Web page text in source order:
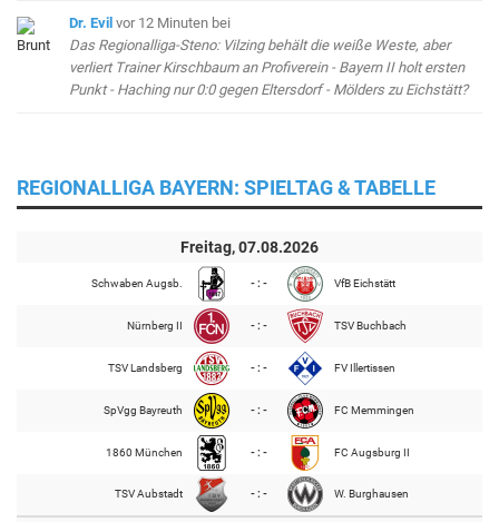
Dr. Evil vor 12 Minuten bei
Das Regionalliga-Steno: Vilzing behält die weiße Weste, aber
verliert Trainer Kirschbaum an Profiverein - Bayern II holt ersten
Punkt - Haching nur 0:0 gegen Eltersdorf - Mölders zu Eichstätt?
REGIONALLIGA BAYERN: SPIELTAG & TABELLE
Freitag, 07.08.2026
Schwaben Augsb. - : - VfB Eichstätt
Nürnberg II - : - TSV Buchbach
TSV Landsberg - : - FV Illertissen
SpVgg Bayreuth - : - FC Memmingen
1860 München - : - FC Augsburg II
TSV Aubstadt - : - W. Burghausen